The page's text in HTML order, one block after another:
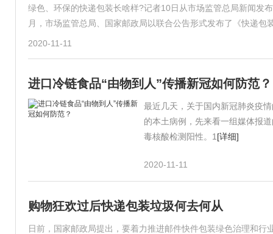
绿色、环保的快递包装长啥样?记者10日从市场监管总局新闻发
月，市场监管总局、国家邮政局以联合公告形式发布了《快递包
2020-11-11
进口冷链食品“由物到人”传播新冠如何防范？
最近几天，关于国内新冠肺炎疫
的本土病例，先来看一组媒体报
毒核酸检测阳性。1 [详细]
2020-11-11
购物狂欢过后快递包装垃圾何去何从
日前，国家邮政局提出，要着力推进邮件快件包装绿色治理和